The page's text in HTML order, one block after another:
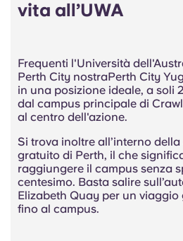
vita all’UWA
Frequenti l'Università
Perth City nostraPerth City
in una posizione ideale, a soli
dal campus principale di
al centro dell'azione.
Si trova inoltre all’interno
gratuito di Perth, il che
raggiungere il campus senza
centesimo. Basta salire
Elizabeth Quay per un
fino al campus.